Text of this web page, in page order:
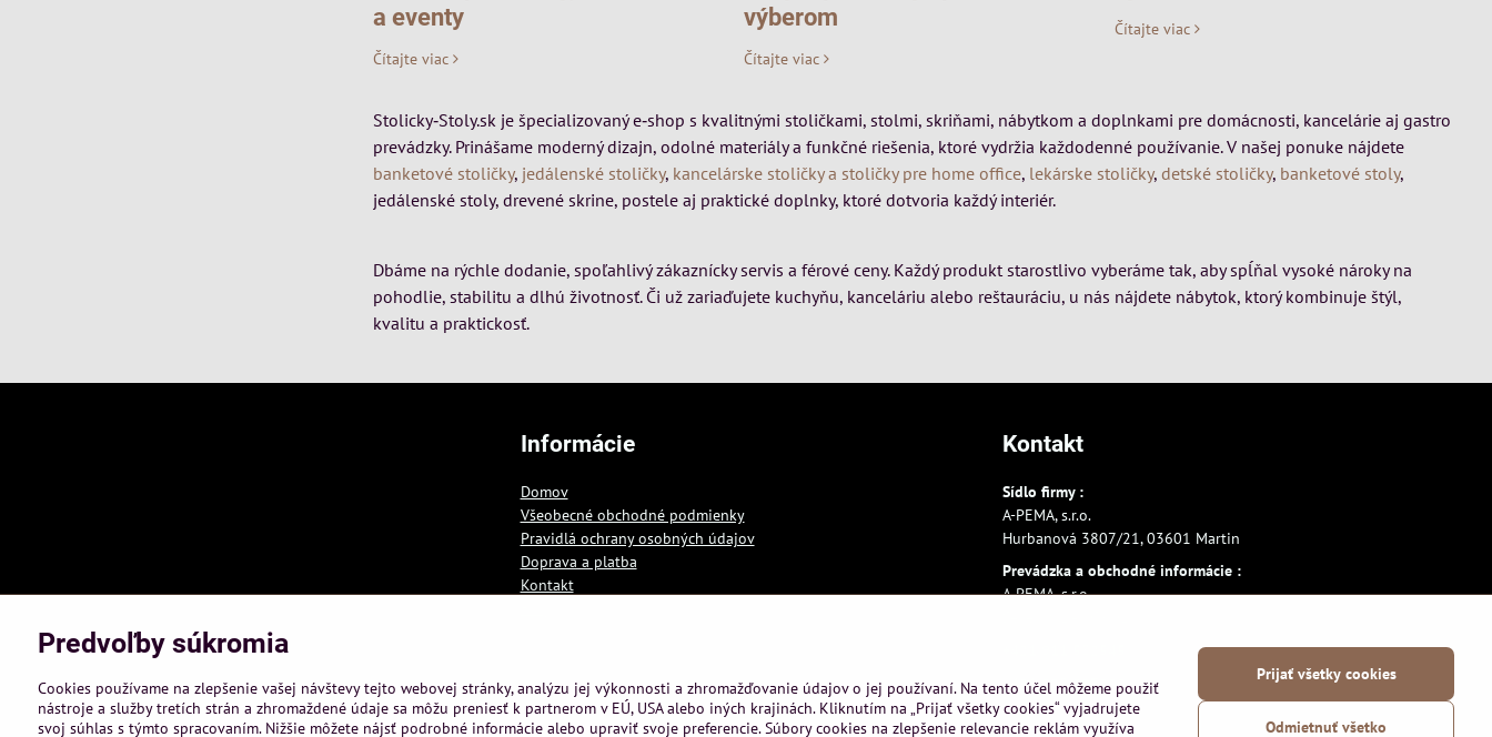
a eventy
Čítajte viac
výberom
Čítajte viac
Čítajte viac
Stolicky‑Stoly.sk je špecializovaný e‑shop s kvalitnými stoličkami, stolmi, skriňami, nábytkom a doplnkami pre domácnosti, kancelárie aj gastro
prevádzky. Prinášame moderný dizajn, odolné materiály a funkčné riešenia, ktoré vydržia každodenné používanie. V našej ponuke nájdete
banketové stoličky, jedálenské stoličky, kancelárske stoličky a stoličky pre home office, lekárske stoličky,detské stoličky, banketové stoly,
jedálenské stoly, drevené skrine, postele aj praktické doplnky, ktoré dotvoria každý interiér.
Dbáme na rýchle dodanie, spoľahlivý zákaznícky servis a férové ceny. Každý produkt starostlivo vyberáme tak, aby spĺňal vysoké nároky na
pohodlie, stabilitu a dlhú životnosť. Či už zariaďujete kuchyňu, kanceláriu alebo reštauráciu, u nás nájdete nábytok, ktorý kombinuje štýl,
kvalitu a praktickosť.
Informácie
Domov
Všeobecné obchodné podmienky
Pravidlá ochrany osobných údajov
Doprava a platba
Kontakt
Kontakt
Sídlo firmy :
A-PEMA, s.r.o.
Hurbanová 3807/21, 03601 Martin
Prevádzka a obchodné informácie :
A-PEMA, s.r.o.
+421 903 807209
Predvoľby súkromia
Cookies používame na zlepšenie vašej návštevy tejto webovej stránky, analýzu jej výkonnosti a zhromažďovanie údajov o jej používaní. Na tento účel môžeme použiť
nástroje a služby tretích strán a zhromaždené údaje sa môžu preniesť k partnerom v EÚ, USA alebo iných krajinách. Kliknutím na „Prijať všetky cookies“ vyjadrujete
svoj súhlas s týmto spracovaním. Nižšie môžete nájsť podrobné informácie alebo upraviť svoje preferencie. Súbory cookies na zlepšenie relevancie reklám využíva
Prijať všetky cookies
Odmietnuť všetko